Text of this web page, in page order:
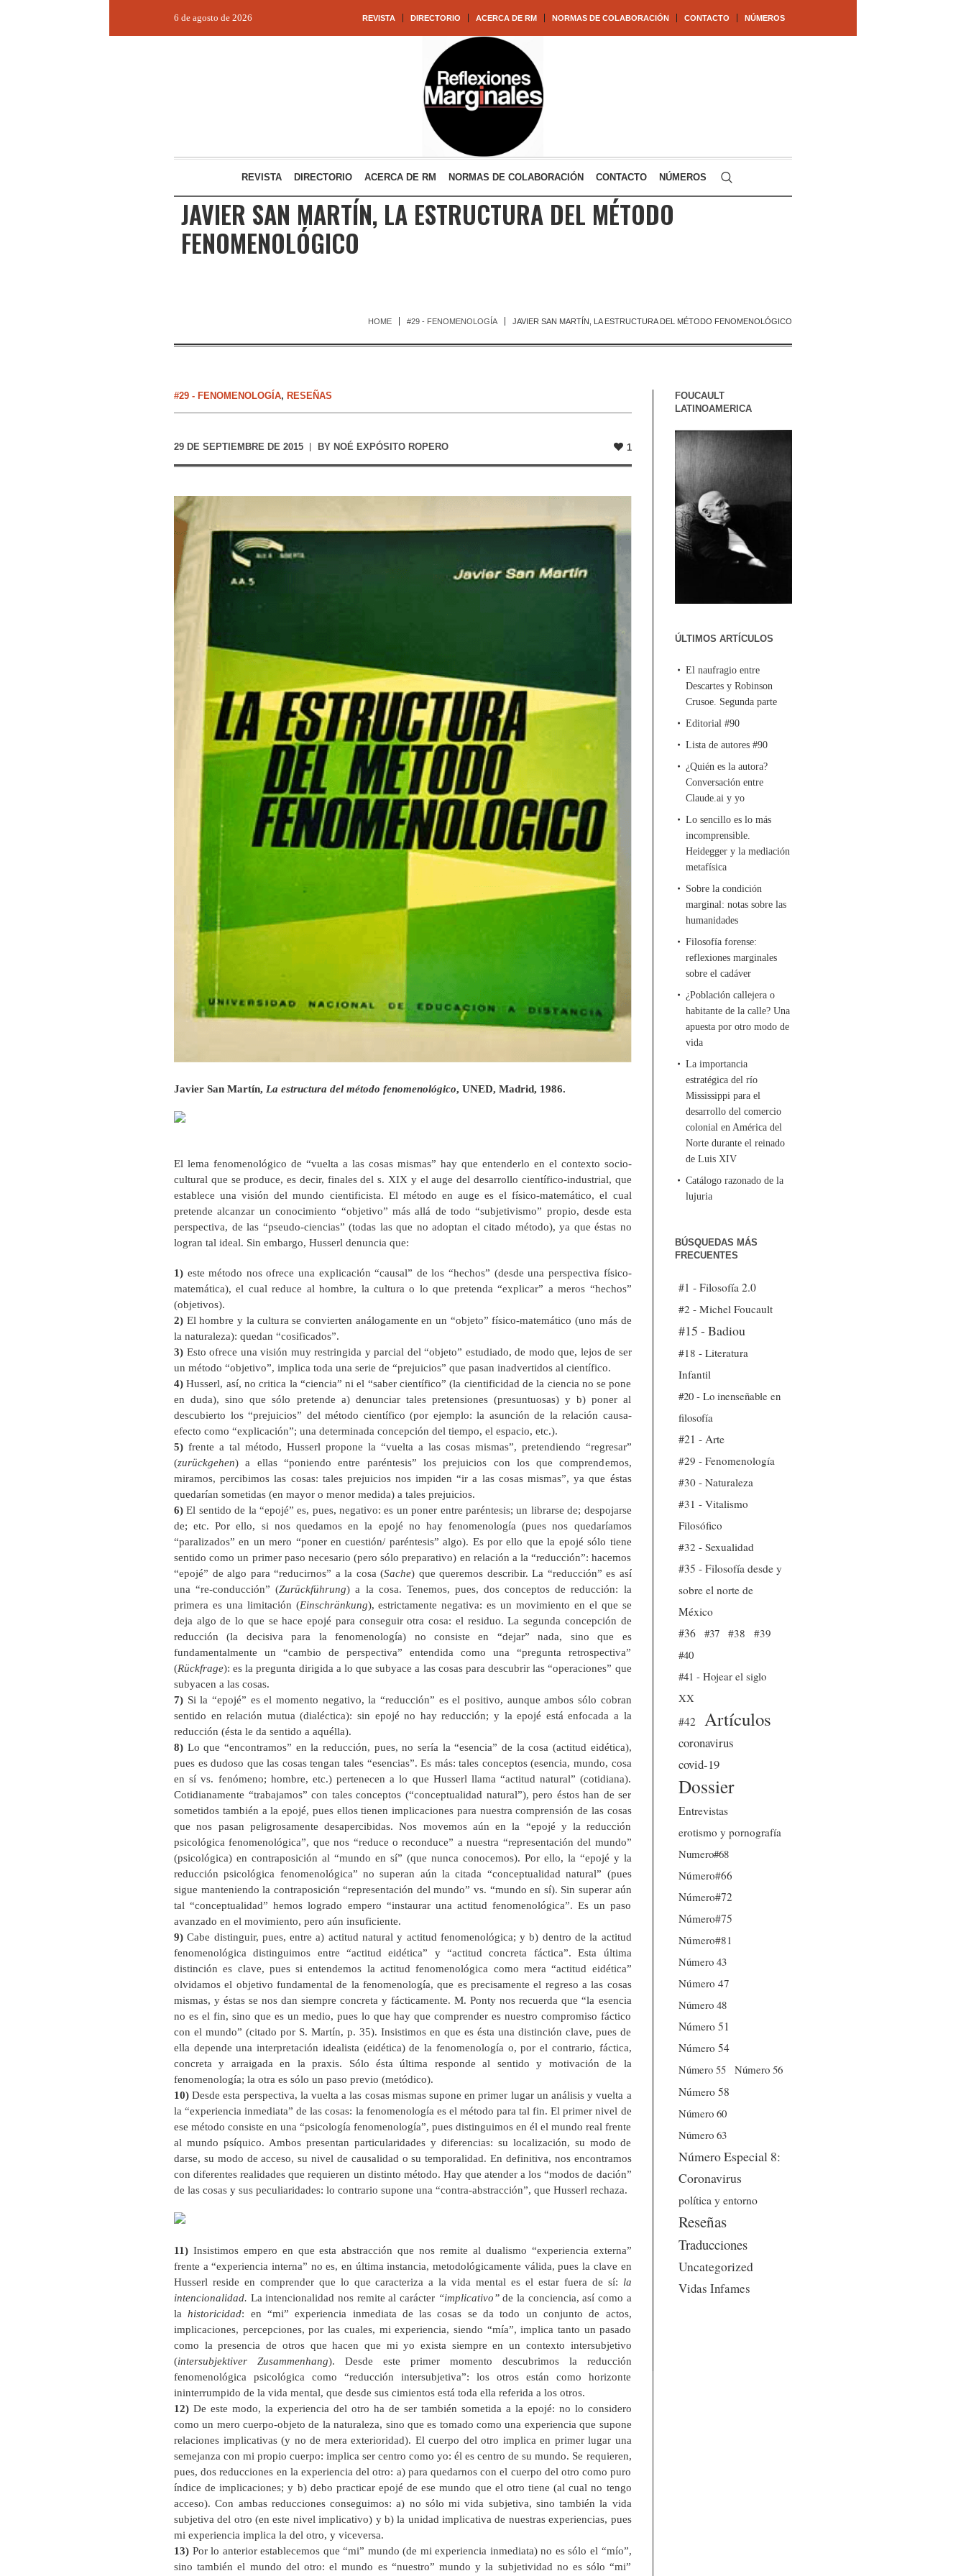
REVISTA DIRECTORIO ACERCA DE RM NORMAS DE COLABORACIÓN CONTACTO NÚMEROS
6 de agosto de 2026
REVISTA DIRECTORIO ACERCA DE RM NORMAS DE COLABORACIÓN CONTACTO NÚMEROS
JAVIER SAN MARTÍN, LA ESTRUCTURA DEL MÉTODO
FENOMENOLÓGICO
HOME #29 - FENOMENOLOGÍA JAVIER SAN MARTÍN, LA ESTRUCTURA DEL MÉTODO FENOMENOLÓGICO
#29 - FENOMENOLOGÍA, RESEÑAS
29 DE SEPTIEMBRE DE 2015 BY NOÉ EXPÓSITO ROPERO 1
Javier San Martín, La estructura del método fenomenológico, UNED, Madrid, 1986.
El lema fenomenológico de “vuelta a las cosas mismas” hay que entenderlo en el contexto socio-
cultural que se produce, es decir, finales del s. XIX y el auge del desarrollo científico-industrial, que
establece una visión del mundo cientificista. El método en auge es el físico-matemático, el cual
pretende alcanzar un conocimiento “objetivo” más allá de todo “subjetivismo” propio, desde esta
perspectiva, de las “pseudo-ciencias” (todas las que no adoptan el citado método), ya que éstas no
logran tal ideal. Sin embargo, Husserl denuncia que:
1) este método nos ofrece una explicación “causal” de los “hechos” (desde una perspectiva físico-
matemática), el cual reduce al hombre, la cultura o lo que pretenda “explicar” a meros “hechos”
(objetivos).
2) El hombre y la cultura se convierten análogamente en un “objeto” físico-matemático (uno más de
la naturaleza): quedan “cosificados”.
3) Esto ofrece una visión muy restringida y parcial del “objeto” estudiado, de modo que, lejos de ser
un método “objetivo”, implica toda una serie de “prejuicios” que pasan inadvertidos al científico.
4) Husserl, así, no critica la “ciencia” ni el “saber científico” (la cientificidad de la ciencia no se pone
en duda), sino que sólo pretende a) denunciar tales pretensiones (presuntuosas) y b) poner al
descubierto los “prejuicios” del método científico (por ejemplo: la asunción de la relación causa-
efecto como “explicación”; una determinada concepción del tiempo, el espacio, etc.).
5) frente a tal método, Husserl propone la “vuelta a las cosas mismas”, pretendiendo “regresar”
(zurückgehen) a ellas “poniendo entre paréntesis” los prejuicios con los que comprendemos,
miramos, percibimos las cosas: tales prejuicios nos impiden “ir a las cosas mismas”, ya que éstas
quedarían sometidas (en mayor o menor medida) a tales prejuicios.
6) El sentido de la “epojé” es, pues, negativo: es un poner entre paréntesis; un librarse de; despojarse
de; etc. Por ello, si nos quedamos en la epojé no hay fenomenología (pues nos quedaríamos
“paralizados” en un mero “poner en cuestión/ paréntesis” algo). Es por ello que la epojé sólo tiene
sentido como un primer paso necesario (pero sólo preparativo) en relación a la “reducción”: hacemos
“epojé” de algo para “reducirnos” a la cosa (Sache) que queremos describir. La “reducción” es así
una “re-conducción” (Zurückführung) a la cosa. Tenemos, pues, dos conceptos de reducción: la
primera es una limitación (Einschränkung), estrictamente negativa: es un movimiento en el que se
deja algo de lo que se hace epojé para conseguir otra cosa: el residuo. La segunda concepción de
reducción (la decisiva para la fenomenología) no consiste en “dejar” nada, sino que es
fundamentalmente un “cambio de perspectiva” entendida como una “pregunta retrospectiva”
(Rückfrage): es la pregunta dirigida a lo que subyace a las cosas para descubrir las “operaciones” que
subyacen a las cosas.
7) Si la “epojé” es el momento negativo, la “reducción” es el positivo, aunque ambos sólo cobran
sentido en relación mutua (dialéctica): sin epojé no hay reducción; y la epojé está enfocada a la
reducción (ésta le da sentido a aquélla).
8) Lo que “encontramos” en la reducción, pues, no sería la “esencia” de la cosa (actitud eidética),
pues es dudoso que las cosas tengan tales “esencias”. Es más: tales conceptos (esencia, mundo, cosa
en sí vs. fenómeno; hombre, etc.) pertenecen a lo que Husserl llama “actitud natural” (cotidiana).
Cotidianamente “trabajamos” con tales conceptos (“conceptualidad natural”), pero éstos han de ser
sometidos también a la epojé, pues ellos tienen implicaciones para nuestra comprensión de las cosas
que nos pasan peligrosamente desapercibidas. Nos movemos aún en la “epojé y la reducción
psicológica fenomenológica”, que nos “reduce o reconduce” a nuestra “representación del mundo”
(psicológica) en contraposición al “mundo en sí” (que nunca conocemos). Por ello, la “epojé y la
reducción psicológica fenomenológica” no superan aún la citada “conceptualidad natural” (pues
sigue manteniendo la contraposición “representación del mundo” vs. “mundo en sí). Sin superar aún
tal “conceptualidad” hemos logrado empero “instaurar una actitud fenomenológica”. Es un paso
avanzado en el movimiento, pero aún insuficiente.
9) Cabe distinguir, pues, entre a) actitud natural y actitud fenomenológica; y b) dentro de la actitud
fenomenológica distinguimos entre “actitud eidética” y “actitud concreta fáctica”. Esta última
distinción es clave, pues si entendemos la actitud fenomenológica como mera “actitud eidética”
olvidamos el objetivo fundamental de la fenomenología, que es precisamente el regreso a las cosas
mismas, y éstas se nos dan siempre concreta y fácticamente. M. Ponty nos recuerda que “la esencia
no es el fin, sino que es un medio, pues lo que hay que comprender es nuestro compromiso fáctico
con el mundo” (citado por S. Martín, p. 35). Insistimos en que es ésta una distinción clave, pues de
ella depende una interpretación idealista (eidética) de la fenomenología o, por el contrario, fáctica,
concreta y arraigada en la praxis. Sólo ésta última responde al sentido y motivación de la
fenomenología; la otra es sólo un paso previo (metódico).
10) Desde esta perspectiva, la vuelta a las cosas mismas supone en primer lugar un análisis y vuelta a
la “experiencia inmediata” de las cosas: la fenomenología es el método para tal fin. El primer nivel de
ese método consiste en una “psicología fenomenología”, pues distinguimos en él el mundo real frente
al mundo psíquico. Ambos presentan particularidades y diferencias: su localización, su modo de
darse, su modo de acceso, su nivel de causalidad o su temporalidad. En definitiva, nos encontramos
con diferentes realidades que requieren un distinto método. Hay que atender a los “modos de dación”
de las cosas y sus peculiaridades: lo contrario supone una “contra-abstracción”, que Husserl rechaza.
11) Insistimos empero en que esta abstracción que nos remite al dualismo “experiencia externa”
frente a “experiencia interna” no es, en última instancia, metodológicamente válida, pues la clave en
Husserl reside en comprender que lo que caracteriza a la vida mental es el estar fuera de sí: la
intencionalidad. La intencionalidad nos remite al carácter “implicativo”de la conciencia, así como a
lahistoricidad: en “mi” experiencia inmediata de las cosas se da todo un conjunto de actos,
implicaciones, percepciones, por las cuales, mi experiencia, siendo “mía”, implica tanto un pasado
como la presencia de otros que hacen que mi yo exista siempre en un contexto intersubjetivo
(intersubjektiver Zusammenhang). Desde este primer momento descubrimos la reducción
fenomenológica psicológica como “reducción intersubjetiva”: los otros están como horizonte
ininterrumpido de la vida mental, que desde sus cimientos está toda ella referida a los otros.
12) De este modo, la experiencia del otro ha de ser también sometida a la epojé: no lo considero
como un mero cuerpo-objeto de la naturaleza, sino que es tomado como una experiencia que supone
relaciones implicativas (y no de mera exterioridad). El cuerpo del otro implica en primer lugar una
semejanza con mi propio cuerpo: implica ser centro como yo: él es centro de su mundo. Se requieren,
pues, dos reducciones en la experiencia del otro: a) para quedarnos con el cuerpo del otro como puro
índice de implicaciones; y b) debo practicar epojé de ese mundo que el otro tiene (al cual no tengo
acceso). Con ambas reducciones conseguimos: a) no sólo mi vida subjetiva, sino también la vida
subjetiva del otro (en este nivel implicativo) y b) la unidad implicativa de nuestras experiencias, pues
mi experiencia implica la del otro, y viceversa.
13) Por lo anterior establecemos que “mi” mundo (de mi experiencia inmediata) no es sólo el “mío”,
sino también el mundo del otro: el mundo es “nuestro” mundo y la subjetividad no es sólo “mi”
FOUCAULT
LATINOAMERICA
ÚLTIMOS ARTÍCULOS
El naufragio entre
Descartes y Robinson
Crusoe. Segunda parte
Editorial #90
Lista de autores #90
¿Quién es la autora?
Conversación entre
Claude.ai y yo
Lo sencillo es lo más
incomprensible.
Heidegger y la mediación
metafísica
Sobre la condición
marginal: notas sobre las
humanidades
Filosofía forense:
reflexiones marginales
sobre el cadáver
¿Población callejera o
habitante de la calle? Una
apuesta por otro modo de
vida
La importancia
estratégica del río
Mississippi para el
desarrollo del comercio
colonial en América del
Norte durante el reinado
de Luis XIV
Catálogo razonado de la
lujuria
BÚSQUEDAS MÁS
FRECUENTES
#1 - Filosofía 2.0
#2 - Michel Foucault
#15 - Badiou
#18 - Literatura
Infantil
#20 - Lo inenseñable en
filosofía
#21 - Arte
#29 - Fenomenología
#30 - Naturaleza
#31 - Vitalismo
Filosófico
#32 - Sexualidad
#35 - Filosofía desde y
sobre el norte de
México
#36
#37 #38
#39
#40
#41 - Hojear el siglo
XX
#42
Artículos
coronavirus
covid-19
Dossier
Entrevistas
erotismo y pornografía
Numero#68
Número#66
Número#72
Número#75
Número#81
Número 43
Número 47
Número 48
Número 51
Número 54
Número 55
Número 56
Número 58
Número 60
Número 63
Número Especial 8:
Coronavirus
política y entorno
Reseñas
Traducciones
Uncategorized
Vidas Infames